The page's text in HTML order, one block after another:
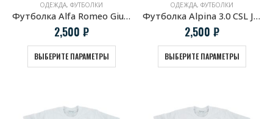
ОДЕЖДА, ФУТБОЛКИ
Футболка Alfa Romeo Giulia Sprint GTA
2,500 ₽
ВЫБЕРИТЕ ПАРАМЕТРЫ
ОДЕЖДА, ФУТБОЛКИ
Футболка Alpina 3.0 CSL Jagermeister
2,500 ₽
ВЫБЕРИТЕ ПАРАМЕТРЫ